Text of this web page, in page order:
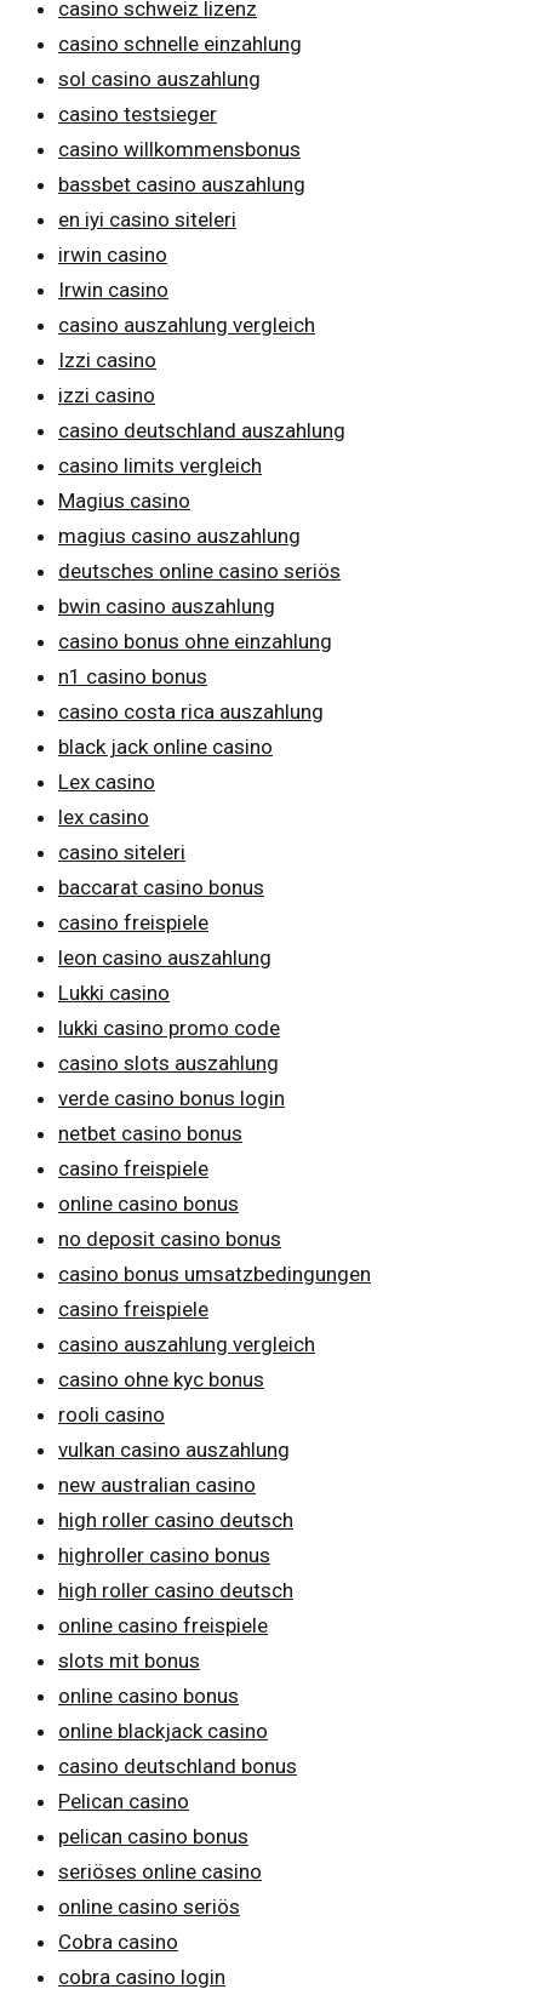
casino schweiz lizenz
casino schnelle einzahlung
sol casino auszahlung
casino testsieger
casino willkommensbonus
bassbet casino auszahlung
en iyi casino siteleri
irwin casino
Irwin casino
casino auszahlung vergleich
Izzi casino
izzi casino
casino deutschland auszahlung
casino limits vergleich
Magius casino
magius casino auszahlung
deutsches online casino seriös
bwin casino auszahlung
casino bonus ohne einzahlung
n1 casino bonus
casino costa rica auszahlung
black jack online casino
Lex casino
lex casino
casino siteleri
baccarat casino bonus
casino freispiele
leon casino auszahlung
Lukki casino
lukki casino promo code
casino slots auszahlung
verde casino bonus login
netbet casino bonus
casino freispiele
online casino bonus
no deposit casino bonus
casino bonus umsatzbedingungen
casino freispiele
casino auszahlung vergleich
casino ohne kyc bonus
rooli casino
vulkan casino auszahlung
new australian casino
high roller casino deutsch
highroller casino bonus
high roller casino deutsch
online casino freispiele
slots mit bonus
online casino bonus
online blackjack casino
casino deutschland bonus
Pelican casino
pelican casino bonus
seriöses online casino
online casino seriös
Cobra casino
cobra casino login